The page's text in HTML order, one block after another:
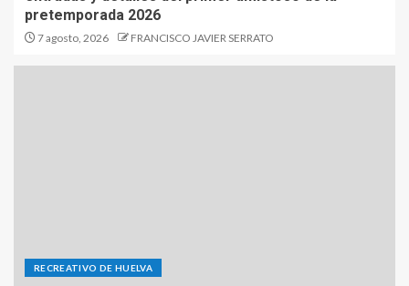
pretemporada 2026
7 agosto, 2026 FRANCISCO JAVIER SERRATO
RECREATIVO DE HUELVA